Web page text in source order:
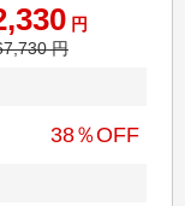
円
円
38％OFF